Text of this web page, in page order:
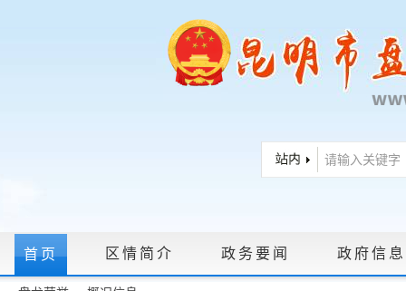
首页 区情简介 政务要闻 政府信